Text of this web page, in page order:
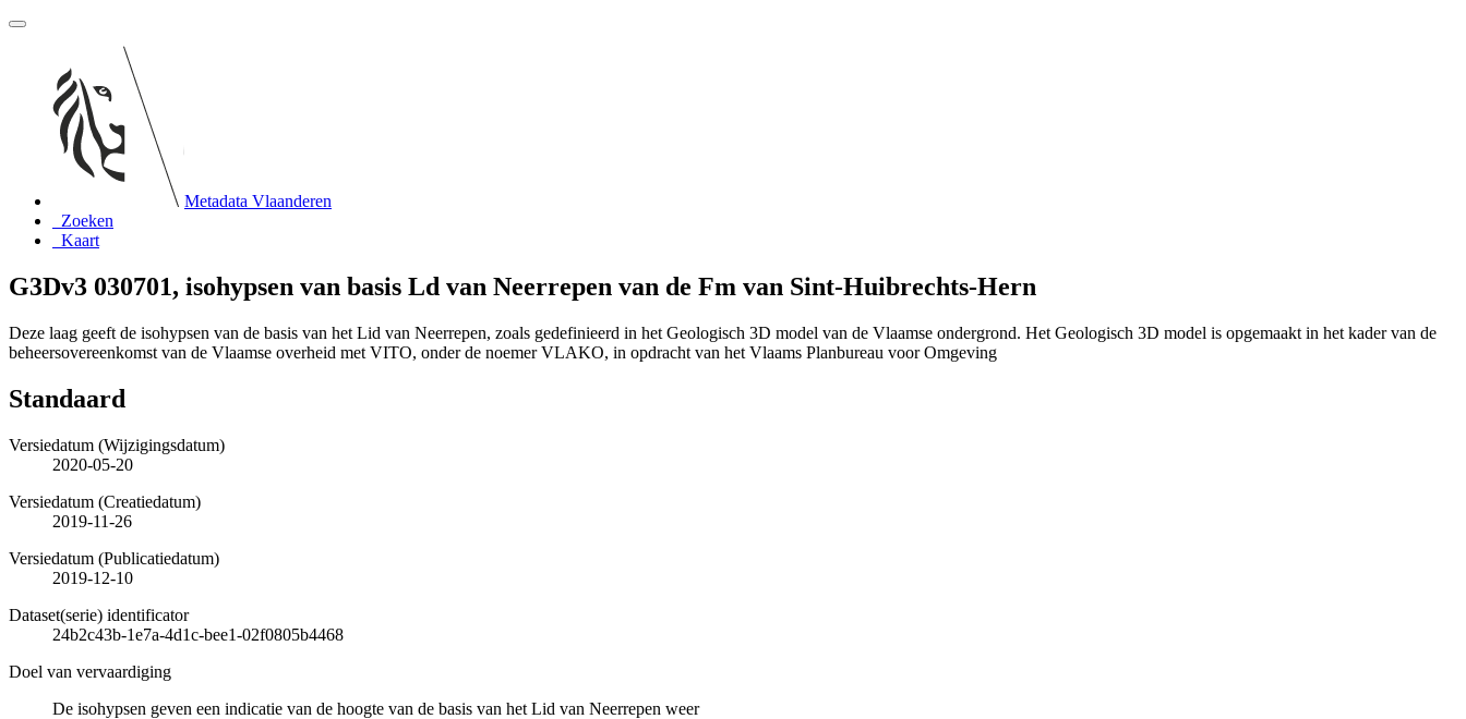
Metadata Vlaanderen
Zoeken
Kaart
G3Dv3 030701, isohypsen van basis Ld van Neerrepen van de Fm van Sint-Huibrechts-Hern
Deze laag geeft de isohypsen van de basis van het Lid van Neerrepen, zoals gedefinieerd in het Geologisch 3D model van de Vlaamse ondergrond. Het Geologisch 3D model is opgemaakt in het kader van de
beheersovereenkomst van de Vlaamse overheid met VITO, onder de noemer VLAKO, in opdracht van het Vlaams Planbureau voor Omgeving
Standaard
Versiedatum (Wijzigingsdatum)
2020-05-20
Versiedatum (Creatiedatum)
2019-11-26
Versiedatum (Publicatiedatum)
2019-12-10
Dataset(serie) identificator
24b2c43b-1e7a-4d1c-bee1-02f0805b4468
Doel van vervaardiging
De isohypsen geven een indicatie van de hoogte van de basis van het Lid van Neerrepen weer